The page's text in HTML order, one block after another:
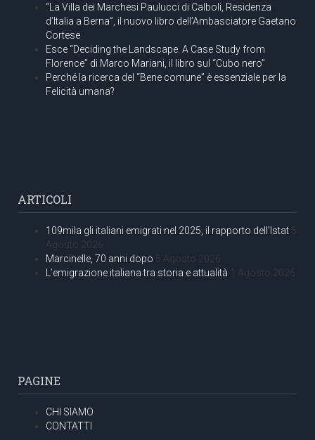
“La Villa dei Marchesi Paulucci di Calboli, Residenza
d’Italia a Berna”, il nuovo libro dell’Ambasciatore Gaetano
Cortese
Esce “Deciding the Landscape. A Case Study from
Florence” di Marco Mariani, il libro sul “Cubo nero”
Perché la ricerca del “Bene comune” è essenziale per la
Felicità umana?
ARTICOLI
109mila gli italiani emigrati nel 2025, il rapporto dell’Istat 5
Agosto 2026
Marcinelle, 70 anni dopo 5 Agosto 2026
L’emigrazione italiana tra storia e attualità 1 Agosto 2026
PAGINE
CHI SIAMO
CONTATTI